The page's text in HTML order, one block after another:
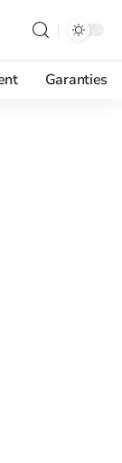
Garanties